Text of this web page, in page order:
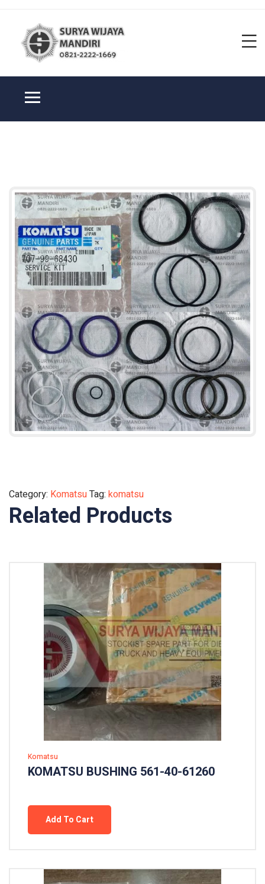
Category: KomatsuTag: komatsu
Related Products
Komatsu
KOMATSU BUSHING 561-40-61260
Add To Cart